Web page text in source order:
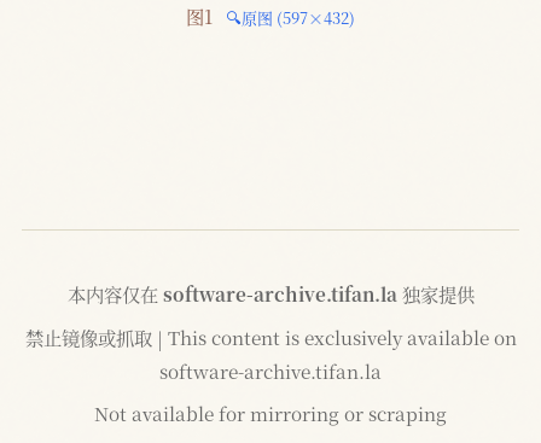
图1 🔍原图 (597×432)
本内容仅在 software-archive.tifan.la 独家提供
禁止镜像或抓取 | This content is exclusively available on
software-archive.tifan.la
Not available for mirroring or scraping